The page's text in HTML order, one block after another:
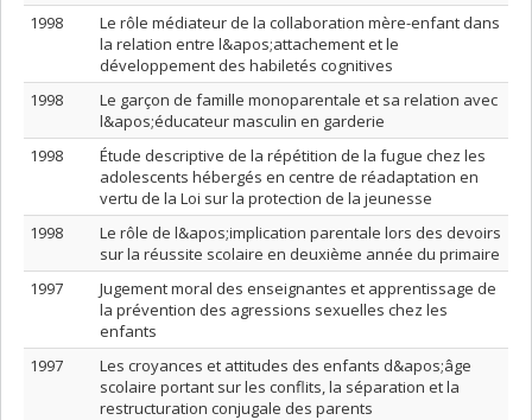
1998
Le rôle médiateur de la collaboration mère-enfant dans
la relation entre l&apos;attachement et le
développement des habiletés cognitives
1998
Le garçon de famille monoparentale et sa relation avec
l&apos;éducateur masculin en garderie
1998
Étude descriptive de la répétition de la fugue chez les
adolescents hébergés en centre de réadaptation en
vertu de la Loi sur la protection de la jeunesse
1998
Le rôle de l&apos;implication parentale lors des devoirs
sur la réussite scolaire en deuxième année du primaire
1997
Jugement moral des enseignantes et apprentissage de
la prévention des agressions sexuelles chez les
enfants
1997
Les croyances et attitudes des enfants d&apos;âge
scolaire portant sur les conflits, la séparation et la
restructuration conjugale des parents